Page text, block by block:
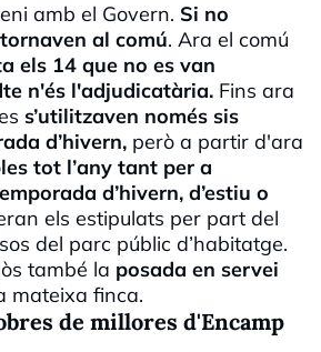
amb el Govern. Si no
al comú. Ara el comú
els 14 que no es van
n'és l'adjudicatària. Fins ara
s’utilitzaven només sis
d’hivern, però a partir d'ara
tot l’any tant per a
d’hivern, d’estiu o
els estipulats per part del
del parc públic d’habitatge.
també la posada en servei
mateixa finca.
de millores d'Encamp